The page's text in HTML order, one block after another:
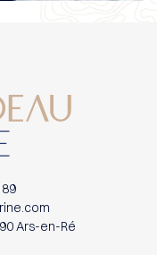
Ars-en-Ré